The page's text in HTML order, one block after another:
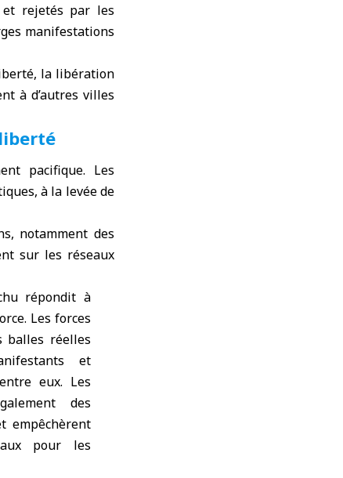
rejetés par les
manifestations
la libération
à d’autres villes
pacifique. Les
à la levée de
notamment des
sur les réseaux
répondit à
Les forces
balles réelles
et
eux. Les
des
empêchèrent
pour les